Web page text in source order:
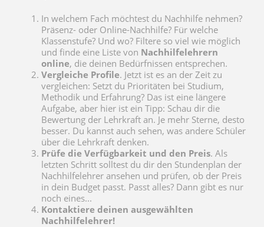
In welchem Fach möchtest du Nachhilfe nehmen?
Präsenz- oder Online-Nachhilfe? Für welche
Klassenstufe? Und wo? Filtere so viel wie möglich
und finde eine Liste von Nachhilfelehrern
online, die deinen Bedürfnissen entsprechen.
Vergleiche Profile. Jetzt ist es an der Zeit zu
vergleichen: Setzt du Prioritäten bei Studium,
Methodik und Erfahrung? Das ist eine längere
Aufgabe, aber hier ist ein Tipp: Schau dir die
Bewertung der Lehrkraft an. Je mehr Sterne, desto
besser. Du kannst auch sehen, was andere Schüler
über die Lehrkraft denken.
Prüfe die Verfügbarkeit und den Preis. Als
letzten Schritt solltest du dir den Stundenplan der
Nachhilfelehrer ansehen und prüfen, ob der Preis
in dein Budget passt. Passt alles? Dann gibt es nur
noch eines...
Kontaktiere deinen ausgewählten
Nachhilfelehrer!